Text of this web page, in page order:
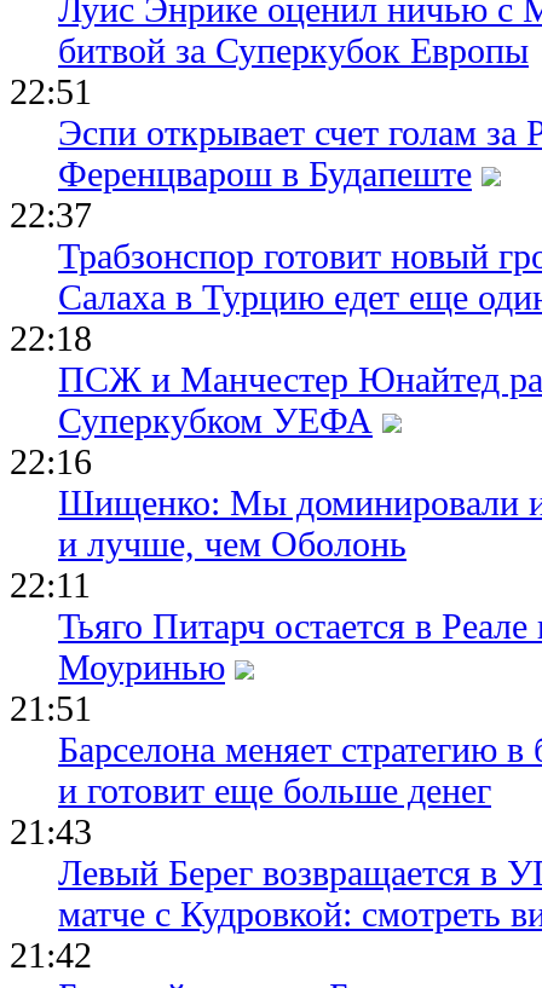
Луис Энрике оценил ничью с
битвой за Суперкубок Европы
22:51
Эспи открывает счет голам
Ференцварош в Будапеште
22:37
Трабзонспор готовит новый
Салаха в Турцию едет еще
22:18
ПСЖ и Манчестер Юнайтед
Суперкубком УЕФА
22:16
Шищенко: Мы доминировали
и лучше, чем Оболонь
22:11
Тьяго Питарч остается в
Моуринью
21:51
Барселона меняет стратегию
и готовит еще больше денег
21:43
Левый Берег возвращается в
матче с Кудровкой: смотреть
21:42